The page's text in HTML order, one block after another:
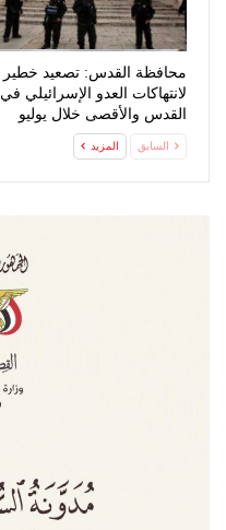
محافظة القدس: تصعيد خطير
لانتهاكات العدو الإسرائيلي في
القدس والأقصى خلال يوليو
السابق المزيد